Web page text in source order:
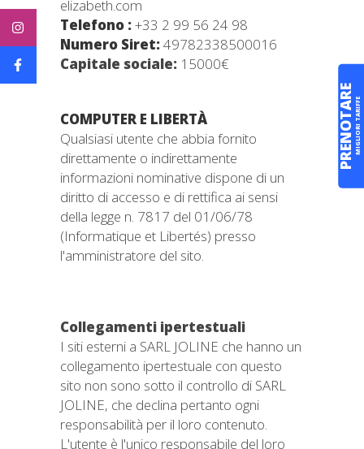
PRENOTAREMIGLIORI TARIFFE
elizabeth.com
Telefono :+33 2 99 56 24 98
Numero Siret:49782338500016
Capitale sociale: 15000€
COMPUTER E LIBERTÀ
Qualsiasi utente che abbia fornito
direttamente o indirettamente
informazioni nominative dispone di un
diritto di accesso e di rettifica ai sensi
della legge n. 7817 del 01/06/78
(Informatique et Libertés) presso
l'amministratore del sito.
Collegamenti ipertestuali
I siti esterni a SARL JOLINE che hanno un
collegamento ipertestuale con questo
sito non sono sotto il controllo di SARL
JOLINE, che declina pertanto ogni
responsabilità per il loro contenuto.
L'utente è l'unico responsabile del loro